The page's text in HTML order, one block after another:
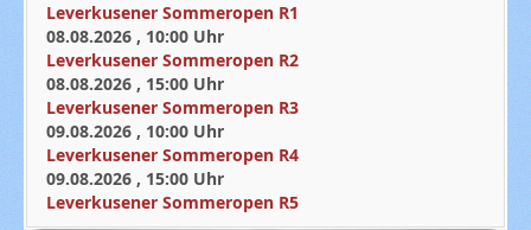
Leverkusener Sommeropen R1
08.08.2026 , 10:00 Uhr
Leverkusener Sommeropen R2
08.08.2026 , 15:00 Uhr
Leverkusener Sommeropen R3
09.08.2026 , 10:00 Uhr
Leverkusener Sommeropen R4
09.08.2026 , 15:00 Uhr
Leverkusener Sommeropen R5